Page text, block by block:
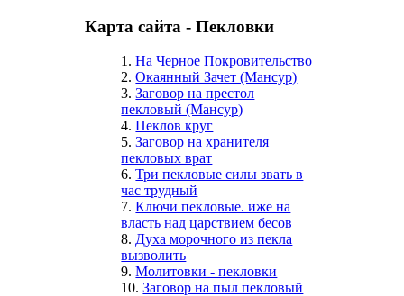
Карта сайта - Пекловки
1.На Черное Покровительство
2.Окаянный Зачет (Мансур)
3.Заговор на престол
пекловый (Мансур)
4.Пеклов круг
5.Заговор на хранителя
пекловых врат
6.Три пекловые силы звать в
час трудный
7.Ключи пекловые. иже на
власть над царствием бесов
8.Духа морочного из пекла
вызволить
9.Молитовки - пекловки
10.Заговор на пыл пекловый